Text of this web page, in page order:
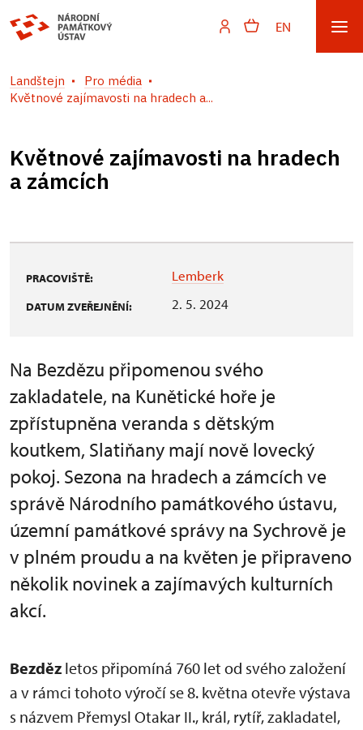
EN
Landštejn
Pro média
Květnové zajímavosti na hradech a...
Květnové zajímavosti na hradech
a zámcích
PRACOVIŠTĚ: Lemberk
DATUM ZVEŘEJNĚNÍ: 2. 5. 2024
Na Bezdězu připomenou svého
zakladatele, na Kunětické hoře je
zpřístupněna veranda s dětským
koutkem, Slatiňany mají nově lovecký
pokoj. Sezona na hradech a zámcích ve
správě Národního památkového ústavu,
územní památkové správy na Sychrově je
v plném proudu a na květen je připraveno
několik novinek a zajímavých kulturních
akcí.
Bezděz letos připomíná 760 let od svého založení
a v rámci tohoto výročí se 8. května otevře výstava
s názvem Přemysl Otakar II., král, rytíř, zakladatel,